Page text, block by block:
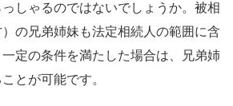
しゃるのではないでしょうか。被相
の兄弟姉妹も法定相続人の範囲に含
定の条件を満たした場合は、兄弟姉
とが可能です。